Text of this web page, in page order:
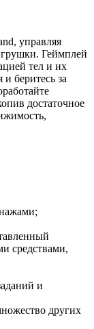
управляя
Геймплей
тел и их
беритесь за
достаточное
средствами,
и
других